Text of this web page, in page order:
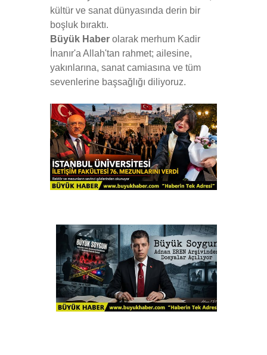
kültür ve sanat dünyasında derin bir
boşluk bıraktı.
Büyük Haber olarak merhum Kadir
İnanır'a Allah'tan rahmet; ailesine,
yakınlarına, sanat camiasına ve tüm
sevenlerine başsağlığı diliyoruz.